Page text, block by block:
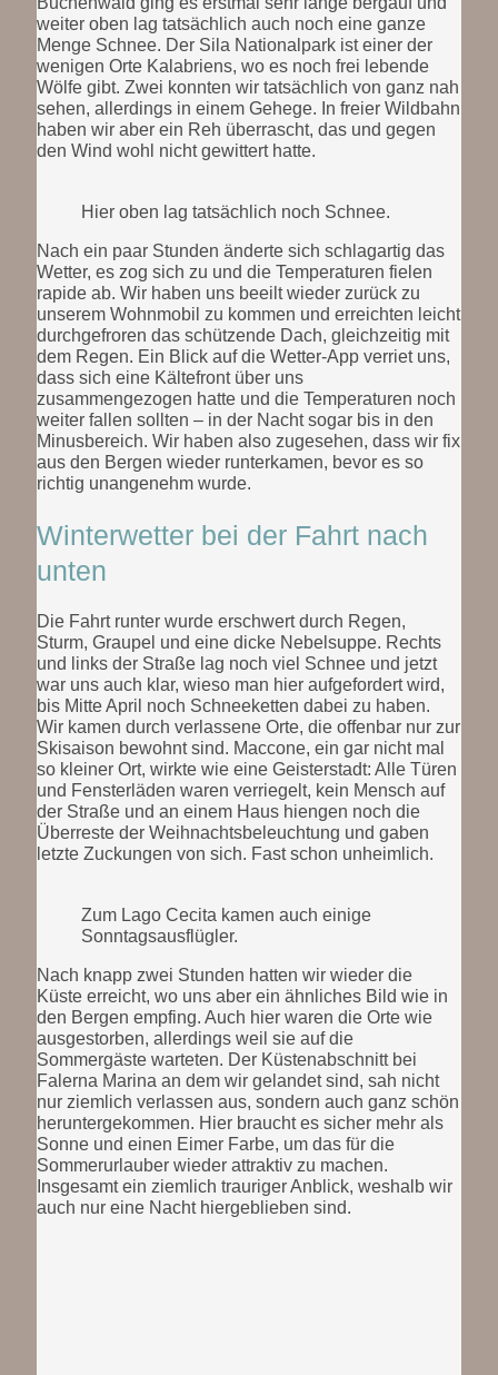
weiter oben lag tatsächlich auch noch eine ganze
Menge Schnee. Der Sila Nationalpark ist einer der
wenigen Orte Kalabriens, wo es noch frei lebende
Wölfe gibt. Zwei konnten wir tatsächlich von ganz nah
sehen, allerdings in einem Gehege. In freier Wildbahn
haben wir aber ein Reh überrascht, das und gegen
den Wind wohl nicht gewittert hatte.
Hier oben lag tatsächlich noch Schnee.
Nach ein paar Stunden änderte sich schlagartig das
Wetter, es zog sich zu und die Temperaturen fielen
rapide ab. Wir haben uns beeilt wieder zurück zu
unserem Wohnmobil zu kommen und erreichten leicht
durchgefroren das schützende Dach, gleichzeitig mit
dem Regen. Ein Blick auf die Wetter-App verriet uns,
dass sich eine Kältefront über uns
zusammengezogen hatte und die Temperaturen noch
weiter fallen sollten – in der Nacht sogar bis in den
Minusbereich. Wir haben also zugesehen, dass wir fix
aus den Bergen wieder runterkamen, bevor es so
richtig unangenehm wurde.
Winterwetter bei der Fahrt nach
unten
Die Fahrt runter wurde erschwert durch Regen,
Sturm, Graupel und eine dicke Nebelsuppe. Rechts
und links der Straße lag noch viel Schnee und jetzt
war uns auch klar, wieso man hier aufgefordert wird,
bis Mitte April noch Schneeketten dabei zu haben.
Wir kamen durch verlassene Orte, die offenbar nur zur
Skisaison bewohnt sind. Maccone, ein gar nicht mal
so kleiner Ort, wirkte wie eine Geisterstadt: Alle Türen
und Fensterläden waren verriegelt, kein Mensch auf
der Straße und an einem Haus hiengen noch die
Überreste der Weihnachtsbeleuchtung und gaben
letzte Zuckungen von sich. Fast schon unheimlich.
Zum Lago Cecita kamen auch einige
Sonntagsausflügler.
Nach knapp zwei Stunden hatten wir wieder die
Küste erreicht, wo uns aber ein ähnliches Bild wie in
den Bergen empfing. Auch hier waren die Orte wie
ausgestorben, allerdings weil sie auf die
Sommergäste warteten. Der Küstenabschnitt bei
Falerna Marina an dem wir gelandet sind, sah nicht
nur ziemlich verlassen aus, sondern auch ganz schön
heruntergekommen. Hier braucht es sicher mehr als
Sonne und einen Eimer Farbe, um das für die
Sommerurlauber wieder attraktiv zu machen.
Insgesamt ein ziemlich trauriger Anblick, weshalb wir
auch nur eine Nacht hiergeblieben sind.